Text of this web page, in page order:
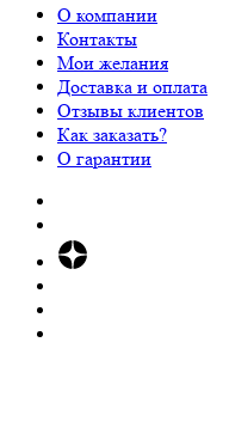
О компании
Контакты
Мои желания
Доставка и оплата
Отзывы клиентов
Как заказать?
О гарантии